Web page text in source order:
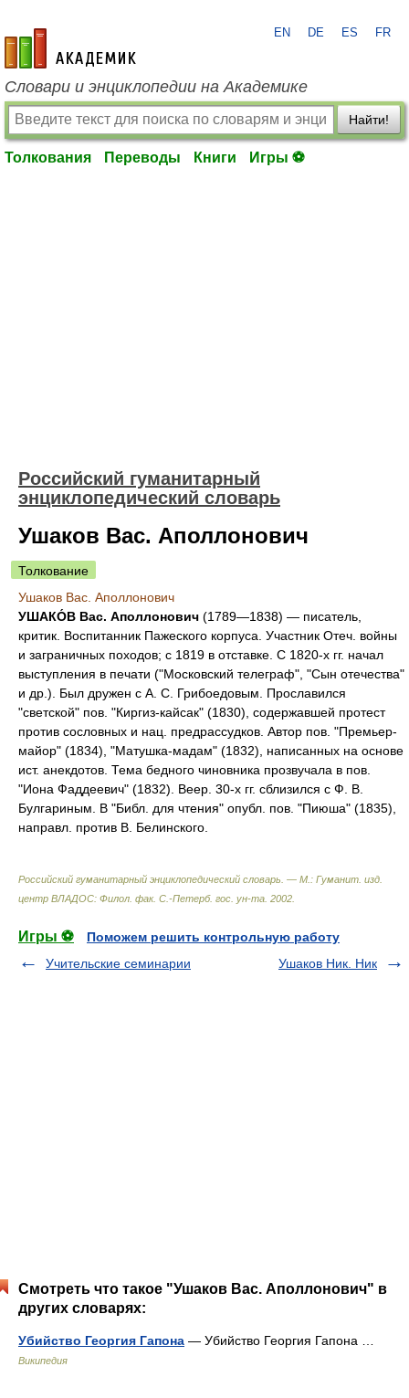
academic.ru
EN DE ES FR
Словари и энциклопедии на Академике
Найти!
Толкования Переводы Книги Игры ⚽
Российский гуманитарный
энциклопедический словарь
Ушаков Вас. Аполлонович
Толкование
Ушаков Вас. Аполлонович
УШАКО́В Вас. Аполлонович (1789—1838) — писатель,
критик. Воспитанник Пажеского корпуса. Участник Отеч. войны
и заграничных походов; с 1819 в отставке. С 1820-х гг. начал
выступления в печати ("Московский телеграф", "Сын отечества"
и др.). Был дружен с А. С. Грибоедовым. Прославился
"светской" пов. "Киргиз-кайсак" (1830), содержавшей протест
против сословных и нац. предрассудков. Автор пов. "Премьер-
майор" (1834), "Матушка-мадам" (1832), написанных на основе
ист. анекдотов. Тема бедного чиновника прозвучала в пов.
"Иона Фаддеевич" (1832). Веер. 30-х гг. сблизился с Ф. В.
Булгариным. В "Библ. для чтения" опубл. пов. "Пиюша" (1835),
направл. против В. Белинского.
Российский гуманитарный энциклопедический словарь. — М.: Гуманит. изд.
центр ВЛАДОС: Филол. фак. С.-Петерб. гос. ун-та 2002
Игры ⚽
Поможем решить контрольную работу
Учительские семинарии
Ушаков Ник. Ник
Смотреть что такое "Ушаков Вас. Аполлонович" в
других словарях:
Убийство Георгия Гапона — Убийство Георгия Гапона …
Википедия